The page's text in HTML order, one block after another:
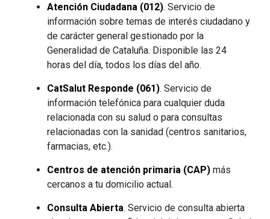
Atención Ciudadana (012). Servicio de
información sobre temas de interés ciudadano y
de carácter general gestionado por la
Generalidad de Cataluña. Disponible las 24
horas del día, todos los días del año.
CatSalut Responde (061). Servicio de
información telefónica para cualquier duda
relacionada con su salud o para consultas
relacionadas con la sanidad (centros sanitarios,
farmacias, etc.).
Centros de atención primaria (CAP) más
cercanos a tu domicilio actual.
Consulta Abierta. Servicio de consulta abierta